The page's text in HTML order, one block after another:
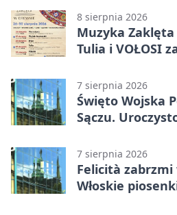
8 sierpnia 2026
Muzyka
Tulia i VOŁOSI
7 sierpnia 2026
Święto Wojska
Sączu.
7 sierpnia 2026
Felicità zabrzmi
Włoskie